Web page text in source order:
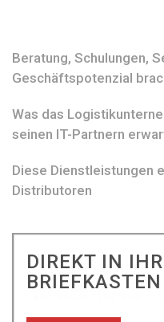
Beratung, Schulungen,
Geschäftspotenzial
Was das
seinen IT-Partnern
Diese Dienstleistungen
Distributoren
DIREKT IN
BRIEFKASTEN